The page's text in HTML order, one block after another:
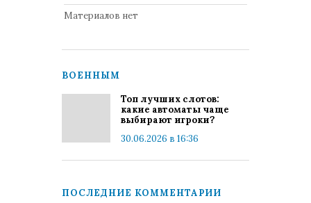
Материалов нет
ВОЕННЫМ
Топ лучших слотов:
какие автоматы чаще
выбирают игроки?
30.06.2026 в 16:36
ПОСЛЕДНИЕ КОММЕНТАРИИ